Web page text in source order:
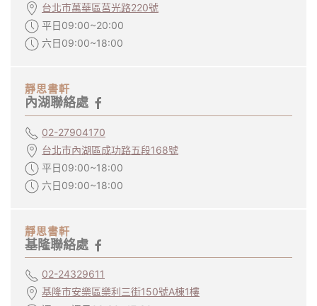
台北市萬華區莒光路220號
平日09:00~20:00
六日09:00~18:00
靜思書軒
內湖聯絡處
02-27904170
台北市內湖區成功路五段168號
平日09:00~18:00
六日09:00~18:00
靜思書軒
基隆聯絡處
02-24329611
基隆市安樂區樂利三街150號A棟1樓